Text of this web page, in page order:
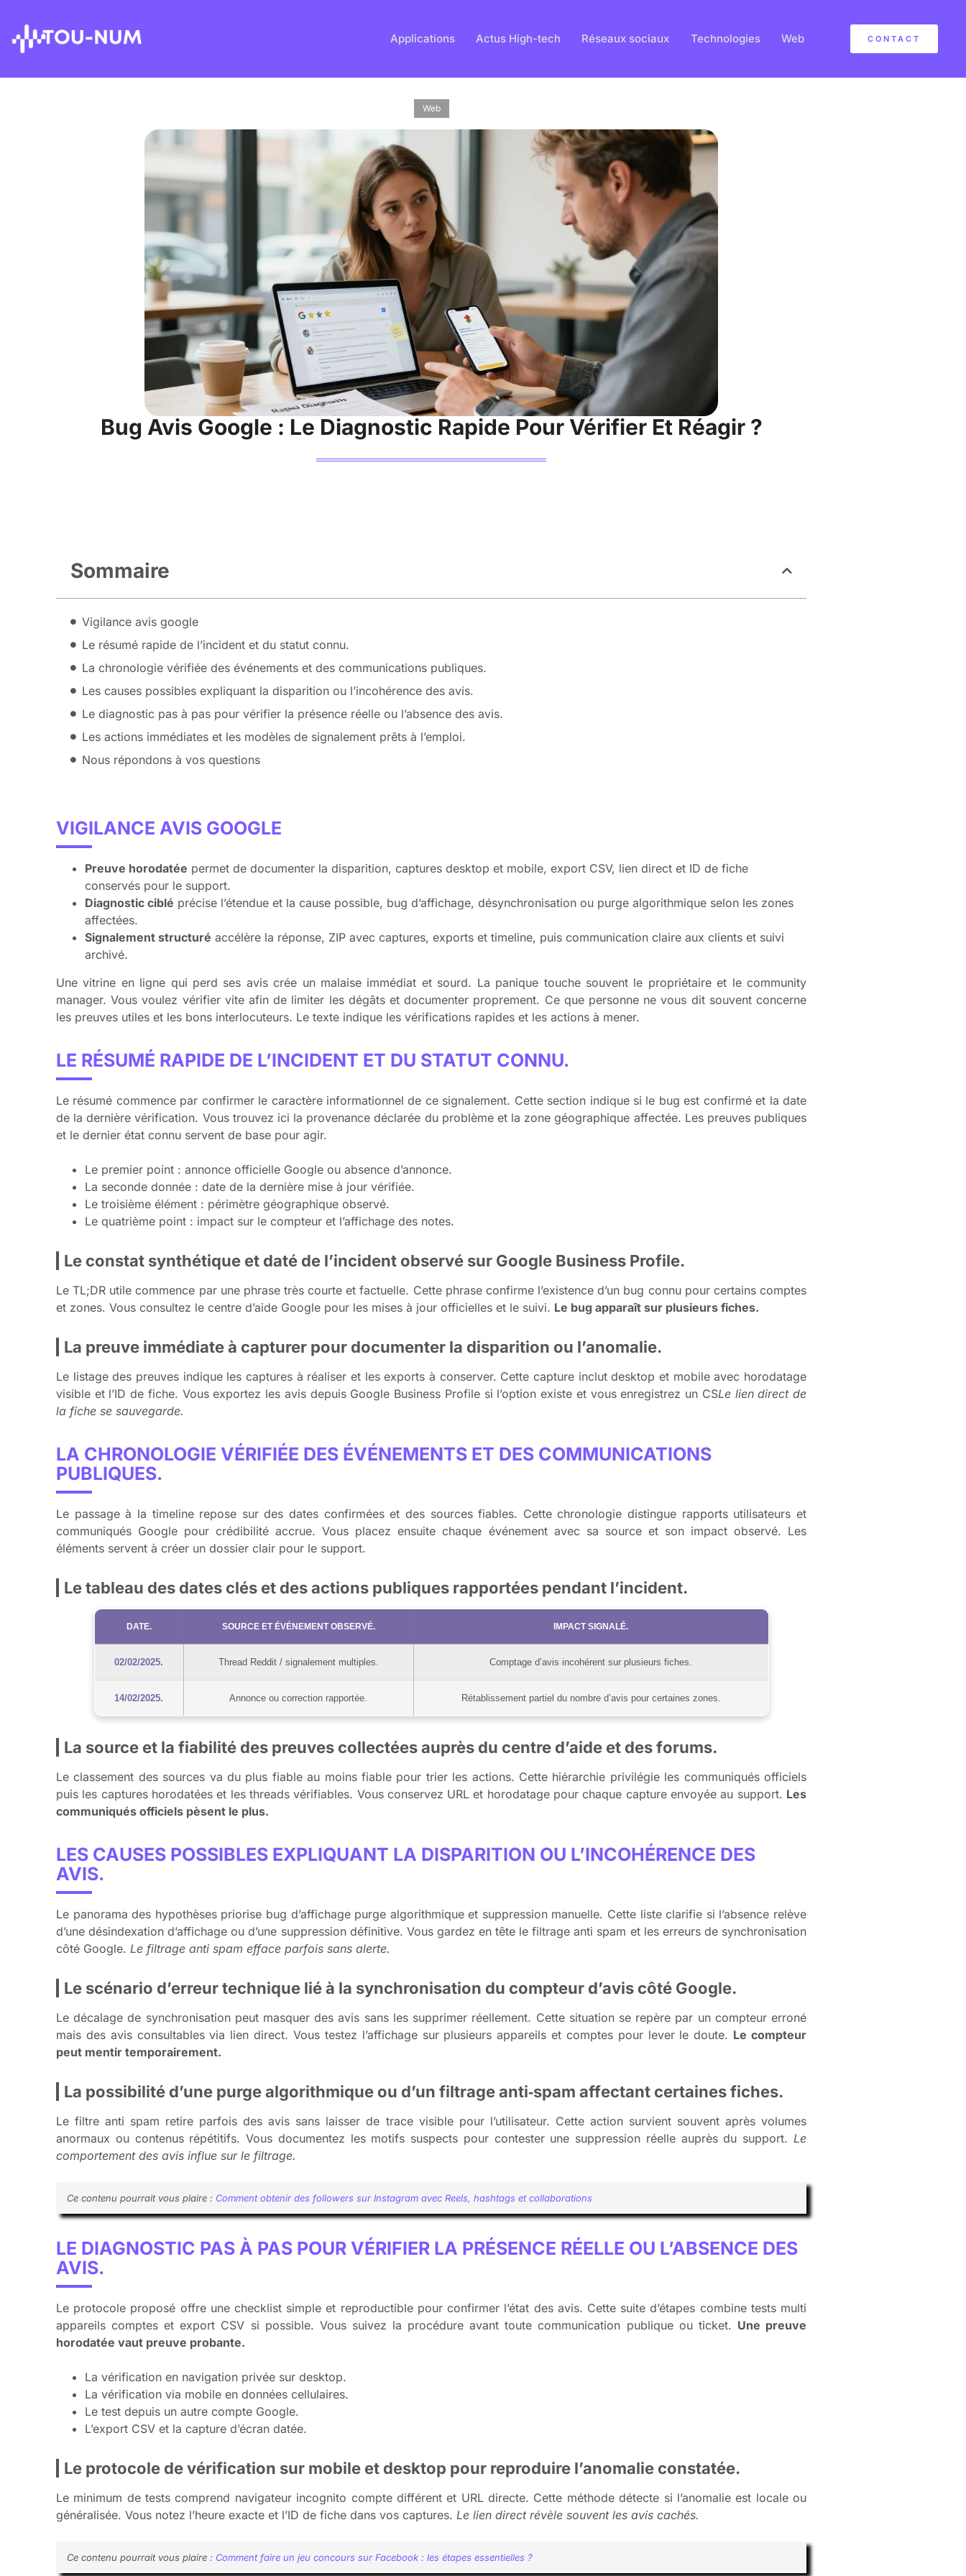
Applications Actus High-tech Réseaux sociaux Technologies Web CONTACT
Web
Bug Avis Google : Le Diagnostic Rapide Pour Vérifier Et Réagir ?
Sommaire
Vigilance avis google
Le résumé rapide de l’incident et du statut connu.
La chronologie vérifiée des événements et des communications publiques.
Les causes possibles expliquant la disparition ou l’incohérence des avis.
Le diagnostic pas à pas pour vérifier la présence réelle ou l’absence des avis.
Les actions immédiates et les modèles de signalement prêts à l’emploi.
Nous répondons à vos questions
VIGILANCE AVIS GOOGLE
Preuve horodatée permet de documenter la disparition, captures desktop et mobile, export CSV, lien direct et ID de fiche
conservés pour le support.
Diagnostic ciblé précise l’étendue et la cause possible, bug d’affichage, désynchronisation ou purge algorithmique selon les zones
affectées.
Signalement structuré accélère la réponse, ZIP avec captures, exports et timeline, puis communication claire aux clients et suivi
archivé.
Une vitrine en ligne qui perd ses avis crée un malaise immédiat et sourd. La panique touche souvent le propriétaire et le community
manager. Vous voulez vérifier vite afin de limiter les dégâts et documenter proprement. Ce que personne ne vous dit souvent concerne
les preuves utiles et les bons interlocuteurs. Le texte indique les vérifications rapides et les actions à mener.
LE RÉSUMÉ RAPIDE DE L’INCIDENT ET DU STATUT CONNU.
Le résumé commence par confirmer le caractère informationnel de ce signalement. Cette section indique si le bug est confirmé et la date
de la dernière vérification. Vous trouvez ici la provenance déclarée du problème et la zone géographique affectée. Les preuves publiques
et le dernier état connu servent de base pour agir.
Le premier point : annonce officielle Google ou absence d’annonce.
La seconde donnée : date de la dernière mise à jour vérifiée.
Le troisième élément : périmètre géographique observé.
Le quatrième point : impact sur le compteur et l’affichage des notes.
Le constat synthétique et daté de l’incident observé sur Google Business Profile.
Le TL;DR utile commence par une phrase très courte et factuelle. Cette phrase confirme l’existence d’un bug connu pour certains comptes
et zones. Vous consultez le centre d’aide Google pour les mises à jour officielles et le suivi. Le bug apparaît sur plusieurs fiches.
La preuve immédiate à capturer pour documenter la disparition ou l’anomalie.
Le listage des preuves indique les captures à réaliser et les exports à conserver. Cette capture inclut desktop et mobile avec horodatage
visible et l’ID de fiche. Vous exportez les avis depuis Google Business Profile si l’option existe et vous enregistrez un CSLe lien direct de
la fiche se sauvegarde.
LA CHRONOLOGIE VÉRIFIÉE DES ÉVÉNEMENTS ET DES COMMUNICATIONS
PUBLIQUES.
Le passage à la timeline repose sur des dates confirmées et des sources fiables. Cette chronologie distingue rapports utilisateurs et
communiqués Google pour crédibilité accrue. Vous placez ensuite chaque événement avec sa source et son impact observé. Les
éléments servent à créer un dossier clair pour le support.
Le tableau des dates clés et des actions publiques rapportées pendant l’incident.
DATE. SOURCE ET ÉVÉNEMENT OBSERVÉ. IMPACT SIGNALÉ.
02/02/2025. Thread Reddit / signalement multiples. Comptage d’avis incohérent sur plusieurs fiches.
14/02/2025. Annonce ou correction rapportée. Rétablissement partiel du nombre d’avis pour certaines zones.
La source et la fiabilité des preuves collectées auprès du centre d’aide et des forums.
Le classement des sources va du plus fiable au moins fiable pour trier les actions. Cette hiérarchie privilégie les communiqués officiels
puis les captures horodatées et les threads vérifiables. Vous conservez URL et horodatage pour chaque capture envoyée au support. Les
communiqués officiels pèsent le plus.
LES CAUSES POSSIBLES EXPLIQUANT LA DISPARITION OU L’INCOHÉRENCE DES
AVIS.
Le panorama des hypothèses priorise bug d’affichage purge algorithmique et suppression manuelle. Cette liste clarifie si l’absence relève
d’une désindexation d’affichage ou d’une suppression définitive. Vous gardez en tête le filtrage anti spam et les erreurs de synchronisation
côté Google. Le filtrage anti spam efface parfois sans alerte.
Le scénario d’erreur technique lié à la synchronisation du compteur d’avis côté Google.
Le décalage de synchronisation peut masquer des avis sans les supprimer réellement. Cette situation se repère par un compteur erroné
mais des avis consultables via lien direct. Vous testez l’affichage sur plusieurs appareils et comptes pour lever le doute. Le compteur
peut mentir temporairement.
La possibilité d’une purge algorithmique ou d’un filtrage anti‑spam affectant certaines fiches.
Le filtre anti spam retire parfois des avis sans laisser de trace visible pour l’utilisateur. Cette action survient souvent après volumes
anormaux ou contenus répétitifs. Vous documentez les motifs suspects pour contester une suppression réelle auprès du support. Le
comportement des avis influe sur le filtrage.
Ce contenu pourrait vous plaire : Comment obtenir des followers sur Instagram avec Reels, hashtags et collaborations
LE DIAGNOSTIC PAS À PAS POUR VÉRIFIER LA PRÉSENCE RÉELLE OU L’ABSENCE DES
AVIS.
Le protocole proposé offre une checklist simple et reproductible pour confirmer l’état des avis. Cette suite d’étapes combine tests multi
appareils comptes et export CSV si possible. Vous suivez la procédure avant toute communication publique ou ticket. Une preuve
horodatée vaut preuve probante.
La vérification en navigation privée sur desktop.
La vérification via mobile en données cellulaires.
Le test depuis un autre compte Google.
L’export CSV et la capture d’écran datée.
Le protocole de vérification sur mobile et desktop pour reproduire l’anomalie constatée.
Le minimum de tests comprend navigateur incognito compte différent et URL directe. Cette méthode détecte si l’anomalie est locale ou
généralisée. Vous notez l’heure exacte et l’ID de fiche dans vos captures. Le lien direct révèle souvent les avis cachés.
Ce contenu pourrait vous plaire : Comment faire un jeu concours sur Facebook : les étapes essentielles ?